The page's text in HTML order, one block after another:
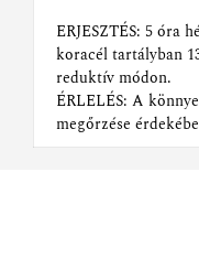
ERJESZTÉS: 5 óra
koracél tartályban
reduktív módon.
ÉRLELÉS: A
megőrzése